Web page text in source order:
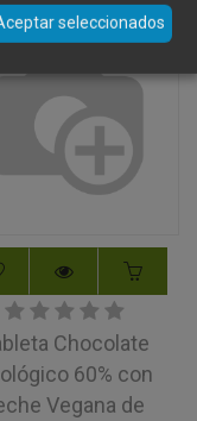
Chocolate
60% con
Vegana de
seleccionados